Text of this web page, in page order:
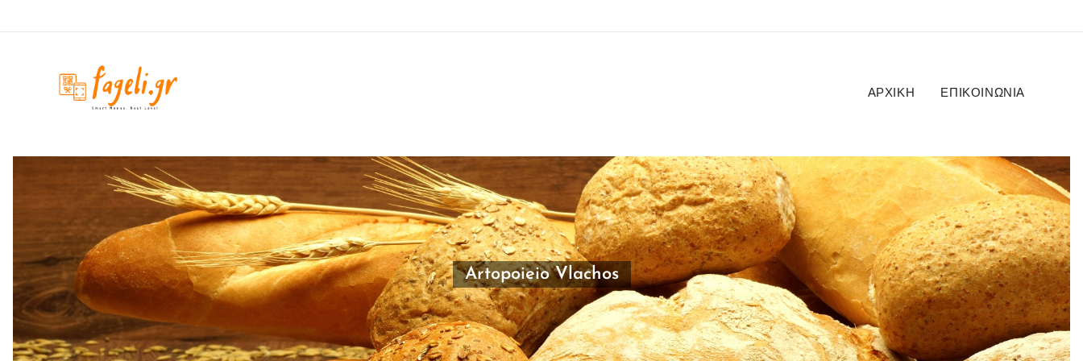
ΑΡΧΙΚΉ ΕΠΙΚΟΙΝΩΝΊΑ
Artopoieio Vlachos